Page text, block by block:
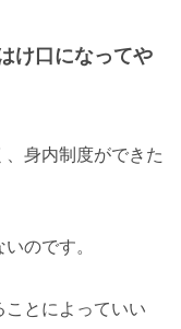
け口になってや
身内制度ができた
のです。
ことによっていい